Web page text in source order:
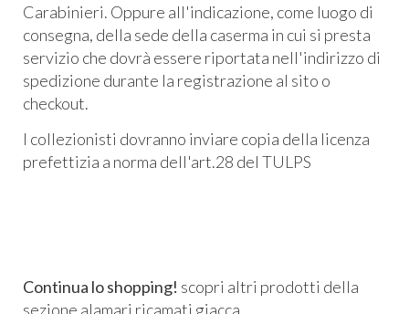
Carabinieri. Oppure all'indicazione, come luogo di
consegna, della sede della caserma in cui si presta
servizio che dovrà essere riportata nell'indirizzo di
spedizione durante la registrazione al sito o
checkout.
I collezionisti dovranno inviare copia della licenza
prefettizia a norma dell'art.28 del TULPS
Continua lo shopping! scopri altri prodotti della
sezione alamari ricamati giacca